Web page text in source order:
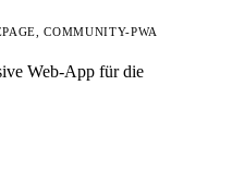
COMMUNITY-PWA
Web-App für die